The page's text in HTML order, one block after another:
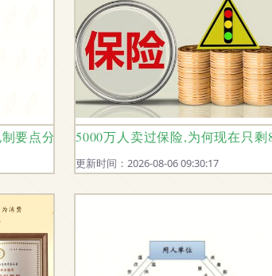
普
要点分析（附CSDN文库资源链接）
5000万人卖过保险,为何现在只
更新时间：2026-08-06 09:30:17